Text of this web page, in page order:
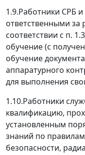
1.9.Работники СРБ
ответственными
соответствии с п.
обучение (с
обучение
аппаратурного
для выполнения
1.10.Работники
квалификацию,
установленным
знаний по
безопасности,